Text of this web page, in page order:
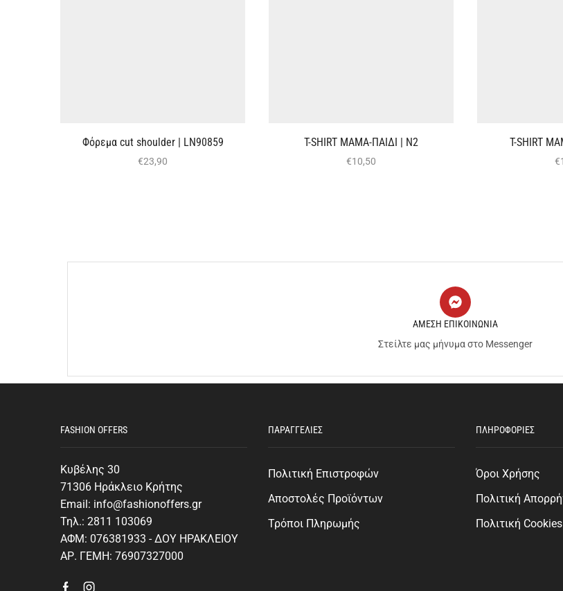
Φόρεμα cut shoulder | LN90859
€23,90
T-SHIRT ΜΑΜΑ-ΠΑΙΔΙ | Ν2
€10,50
T-SHIRT
€
ΑΜΕΣΗ ΕΠΙΚΟΙΝΩΝΙΑ
Στείλτε μας μήνυμα στο Messenger
FASHION OFFERS
Κυβέλης 30
71306 Ηράκλειο Κρήτης
Email: info@fashionoffers.gr
Τηλ.: 2811 103069
ΑΦΜ: 076381933 - ΔΟΥ ΗΡΑΚΛΕΙΟΥ
ΑΡ. ΓΕΜΗ: 76907327000
ΠΑΡΑΓΓΕΛΙΕΣ
Πολιτική Επιστροφών
Αποστολές Προϊόντων
Τρόποι Πληρωμής
ΠΛΗΡΟΦΟΡΙΕΣ
Όροι Χρήσης
Πολιτική
Πολιτική Cookies